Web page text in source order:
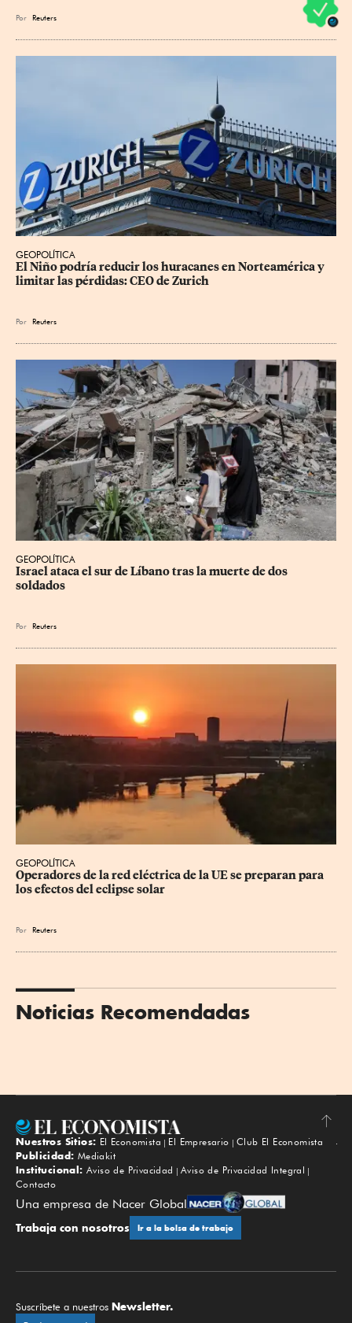
Por Reuters
GEOPOLÍTICA
El Niño podría reducir los huracanes en Norteamérica y
limitar las pérdidas: CEO de Zurich
Por Reuters
GEOPOLÍTICA
Israel ataca el sur de Líbano tras la muerte de dos
soldados
Por Reuters
GEOPOLÍTICA
Operadores de la red eléctrica de la UE se preparan para
los efectos del eclipse solar
Por Reuters
Noticias Recomendadas
Subir
Nuestros Sitios: El Economista El Empresario
Club El Economista
Publicidad: Mediakit
Institucional: Aviso de Privacidad
Aviso de Privacidad Integral
Contacto
Una empresa de Nacer Global
Trabaja con nosotros Ir a la bolsa de trabajo
Suscríbete a nuestros Newsletter.